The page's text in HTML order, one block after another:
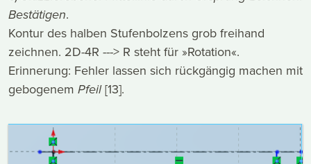
Bestätigen.
Kontur des halben Stufenbolzens grob freihand
zeichnen. 2D-4R ---> R steht für »Rotation«.
Erinnerung: Fehler lassen sich rückgängig machen mit
gebogenem Pfeil[13].